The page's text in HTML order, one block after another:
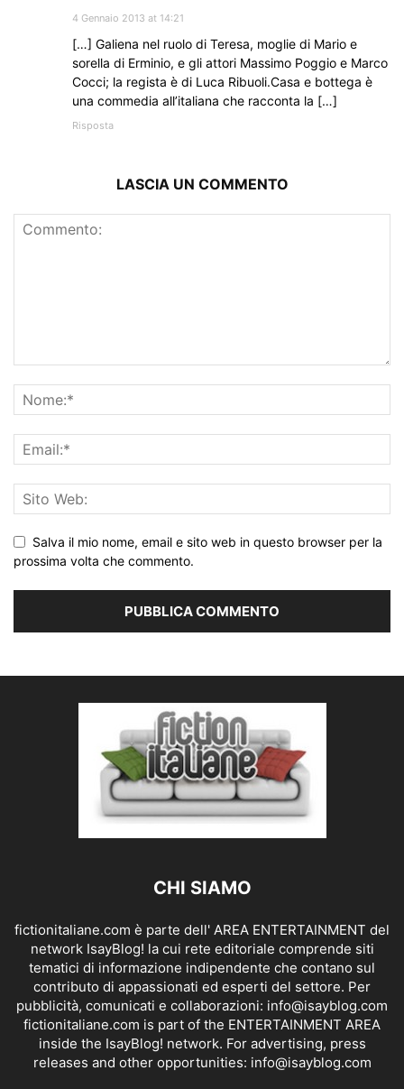
4 Gennaio 2013 at 14:21
[…] Galiena nel ruolo di Teresa, moglie di Mario e
sorella di Erminio, e gli attori Massimo Poggio e Marco
Cocci; la regista è di Luca Ribuoli.Casa e bottega è
una commedia all’italiana che racconta la […]
Risposta
LASCIA UN COMMENTO
Salva il mio nome, email e sito web in questo browser per la
prossima volta che commento.
CHI SIAMO
fictionitaliane.com è parte dell' AREA ENTERTAINMENT del
network IsayBlog! la cui rete editoriale comprende siti
tematici di informazione indipendente che contano sul
contributo di appassionati ed esperti del settore. Per
pubblicità, comunicati e collaborazioni: info@isayblog.com
fictionitaliane.com is part of the ENTERTAINMENT AREA
inside the IsayBlog! network. For advertising, press
releases and other opportunities: info@isayblog.com